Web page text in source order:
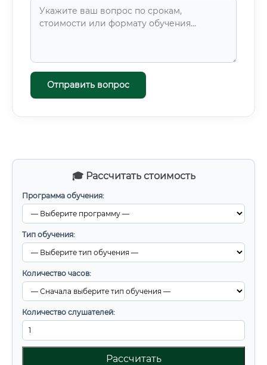
🎓 Рассчитать стоимость
Программа обучения:
Тип обучения:
Количество часов:
Количество слушателей:
Рассчитать
Отправить вопрос